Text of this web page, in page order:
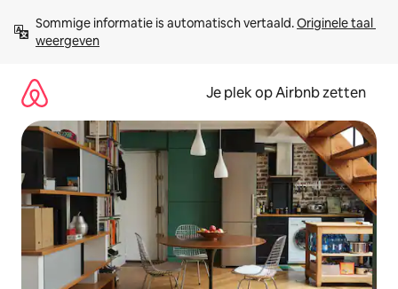
direct
naar
Sommige informatie is automatisch vertaald. Originele taal
weergeven
Je plek op Airbnb zetten